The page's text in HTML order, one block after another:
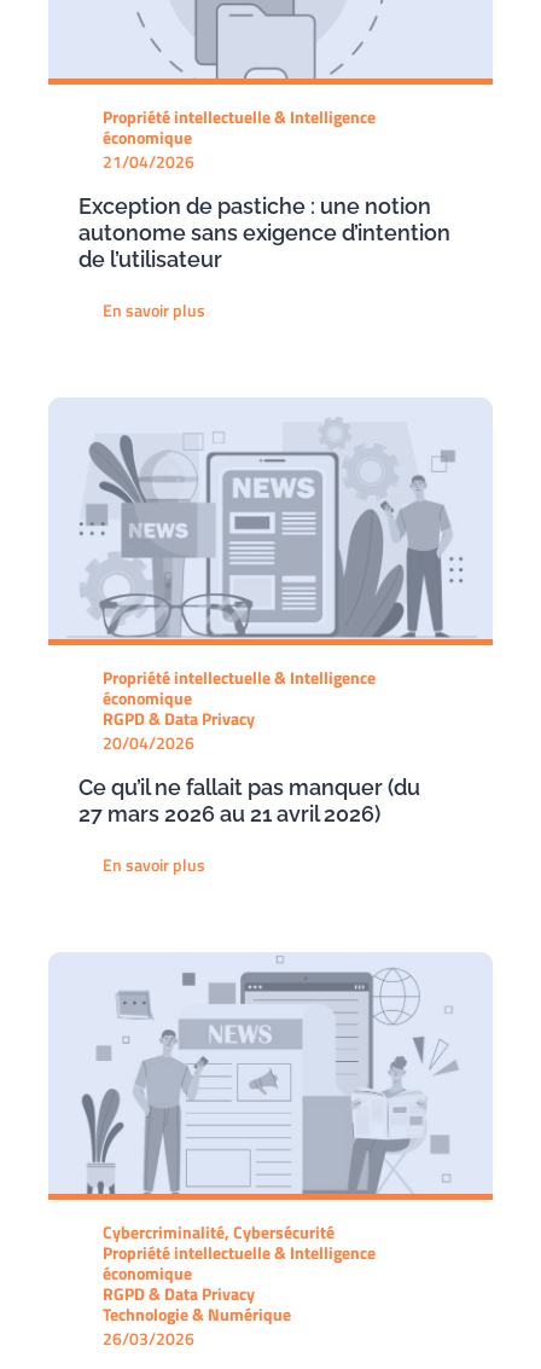
Propriété intellectuelle & Intelligence
économique
21/04/2026
Exception de pastiche : une notion
autonome sans exigence d’intention
de l’utilisateur
En savoir plus
Propriété intellectuelle & Intelligence
économique
RGPD & Data Privacy
20/04/2026
Ce qu’il ne fallait pas manquer (du
27 mars 2026 au 21 avril 2026)
En savoir plus
Cybercriminalité, Cybersécurité
Propriété intellectuelle & Intelligence
économique
RGPD & Data Privacy
Technologie & Numérique
26/03/2026